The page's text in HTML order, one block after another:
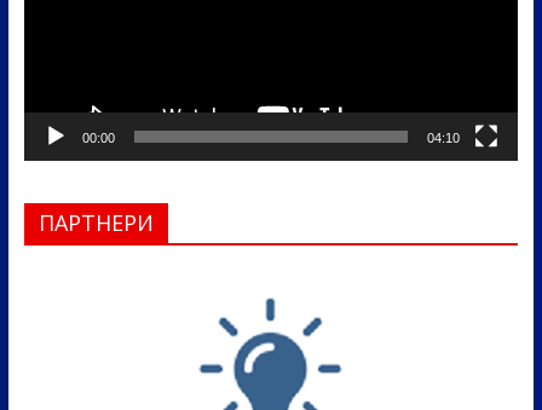
00:00 04:10
ПАРТНЕРИ